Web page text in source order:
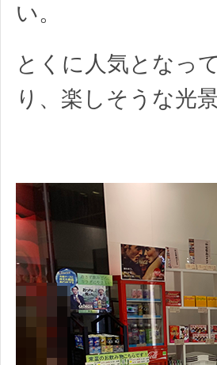
い。
とくに人気となっ
り、楽しそうな光